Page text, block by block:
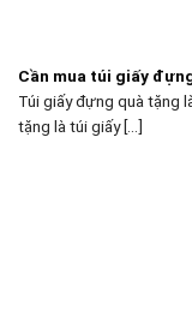
Cần mua túi giấy
Túi giấy đựng quà tặng
tặng là túi giấy [...]